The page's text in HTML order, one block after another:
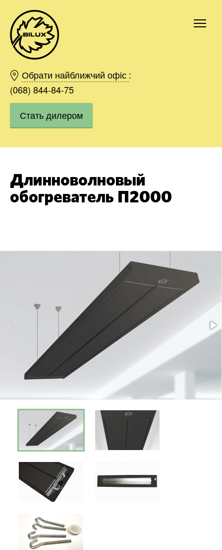
Обрати найближчий офіс :
(068) 844-84-75
Стать дилером
Длинноволновый
обогреватель П2000
Киев
Харьков
Одесса
Днепр
Ивано-Франковск
Винница
Область
Заказать